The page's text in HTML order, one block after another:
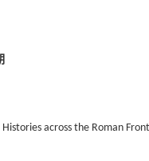
across the Roman